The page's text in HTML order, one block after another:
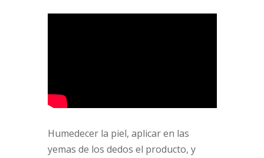
Humedecer la piel, aplicar en las
yemas de los dedos el producto, y